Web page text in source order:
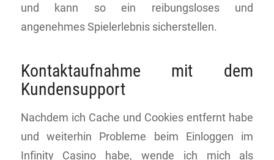
und kann so ein reibungsloses und
angenehmes Spielerlebnis sicherstellen.
Kontaktaufnahme mit dem
Kundensupport
Nachdem ich Cache und Cookies entfernt habe
und weiterhin Probleme beim Einloggen im
Infinity Casino habe, wende ich mich als